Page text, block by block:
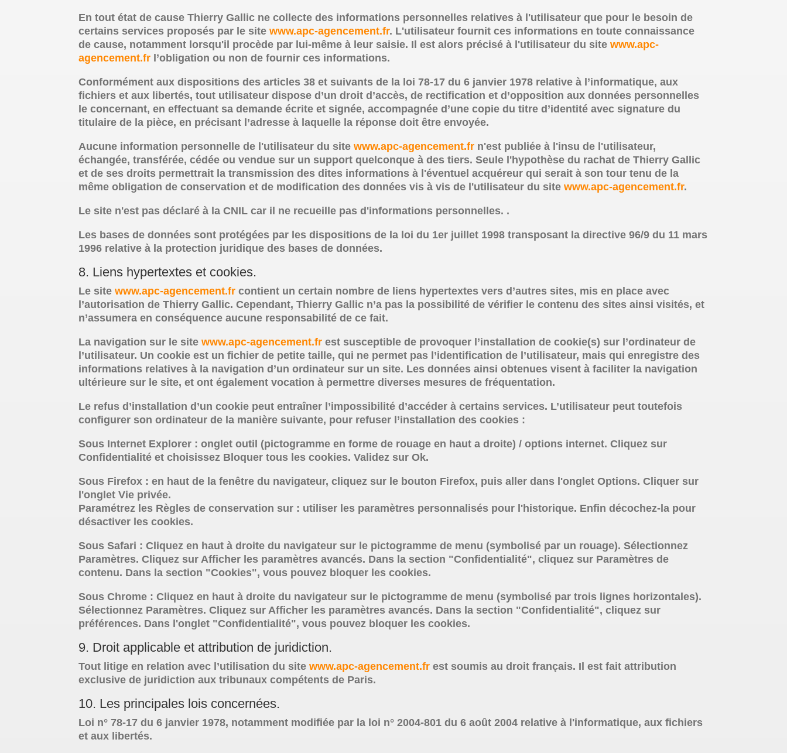
En tout état de cause Thierry Gallic ne collecte des informations personnelles relatives à l'utilisateur que pour le besoin de
certains services proposés par le sitewww.apc-agencement.fr. L'utilisateur fournit ces informations en toute connaissance
de cause, notamment lorsqu'il procède par lui-même à leur saisie. Il est alors précisé à l'utilisateur du sitewww.apc-
agencement.fr l’obligation ou non de fournir ces informations.
Conformément aux dispositions des articles 38 et suivants de la loi 78-17 du 6 janvier 1978 relative à l’informatique, aux
fichiers et aux libertés, tout utilisateur dispose d’un droit d’accès, de rectification et d’opposition aux données personnelles
le concernant, en effectuant sa demande écrite et signée, accompagnée d’une copie du titre d’identité avec signature du
titulaire de la pièce, en précisant l’adresse à laquelle la réponse doit être envoyée.
Aucune information personnelle de l'utilisateur du sitewww.apc-agencement.fr n'est publiée à l'insu de l'utilisateur,
échangée, transférée, cédée ou vendue sur un support quelconque à des tiers. Seule l'hypothèse du rachat de Thierry Gallic
et de ses droits permettrait la transmission des dites informations à l'éventuel acquéreur qui serait à son tour tenu de la
même obligation de conservation et de modification des données vis à vis de l'utilisateur du sitewww.apc-agencement.fr.
Le site n'est pas déclaré à la CNIL car il ne recueille pas d'informations personnelles. .
Les bases de données sont protégées par les dispositions de la loi du 1er juillet 1998 transposant la directive 96/9 du 11 mars
1996 relative à la protection juridique des bases de données.
8. Liens hypertextes et cookies.
Le sitewww.apc-agencement.fr contient un certain nombre de liens hypertextes vers d’autres sites, mis en place avec
l’autorisation de Thierry Gallic. Cependant, Thierry Gallic n’a pas la possibilité de vérifier le contenu des sites ainsi visités, et
n’assumera en conséquence aucune responsabilité de ce fait.
La navigation sur le sitewww.apc-agencement.fr est susceptible de provoquer l’installation de cookie(s) sur l’ordinateur de
l’utilisateur. Un cookie est un fichier de petite taille, qui ne permet pas l’identification de l’utilisateur, mais qui enregistre des
informations relatives à la navigation d’un ordinateur sur un site. Les données ainsi obtenues visent à faciliter la navigation
ultérieure sur le site, et ont également vocation à permettre diverses mesures de fréquentation.
Le refus d’installation d’un cookie peut entraîner l’impossibilité d’accéder à certains services. L’utilisateur peut toutefois
configurer son ordinateur de la manière suivante, pour refuser l’installation des cookies :
Sous Internet Explorer : onglet outil (pictogramme en forme de rouage en haut a droite) / options internet. Cliquez sur
Confidentialité et choisissez Bloquer tous les cookies. Validez sur Ok.
Sous Firefox : en haut de la fenêtre du navigateur, cliquez sur le bouton Firefox, puis aller dans l'onglet Options. Cliquer sur
l'onglet Vie privée.
Paramétrez les Règles de conservation sur : utiliser les paramètres personnalisés pour l'historique. Enfin décochez-la pour
désactiver les cookies.
Sous Safari : Cliquez en haut à droite du navigateur sur le pictogramme de menu (symbolisé par un rouage). Sélectionnez
Paramètres. Cliquez sur Afficher les paramètres avancés. Dans la section "Confidentialité", cliquez sur Paramètres de
contenu. Dans la section "Cookies", vous pouvez bloquer les cookies.
Sous Chrome : Cliquez en haut à droite du navigateur sur le pictogramme de menu (symbolisé par trois lignes horizontales).
Sélectionnez Paramètres. Cliquez sur Afficher les paramètres avancés. Dans la section "Confidentialité", cliquez sur
préférences. Dans l'onglet "Confidentialité", vous pouvez bloquer les cookies.
9. Droit applicable et attribution de juridiction.
Tout litige en relation avec l’utilisation du sitewww.apc-agencement.fr est soumis au droit français. Il est fait attribution
exclusive de juridiction aux tribunaux compétents de Paris.
10. Les principales lois concernées.
Loi n° 78-17 du 6 janvier 1978, notamment modifiée par la loi n° 2004-801 du 6 août 2004 relative à l'informatique, aux fichiers
et aux libertés.